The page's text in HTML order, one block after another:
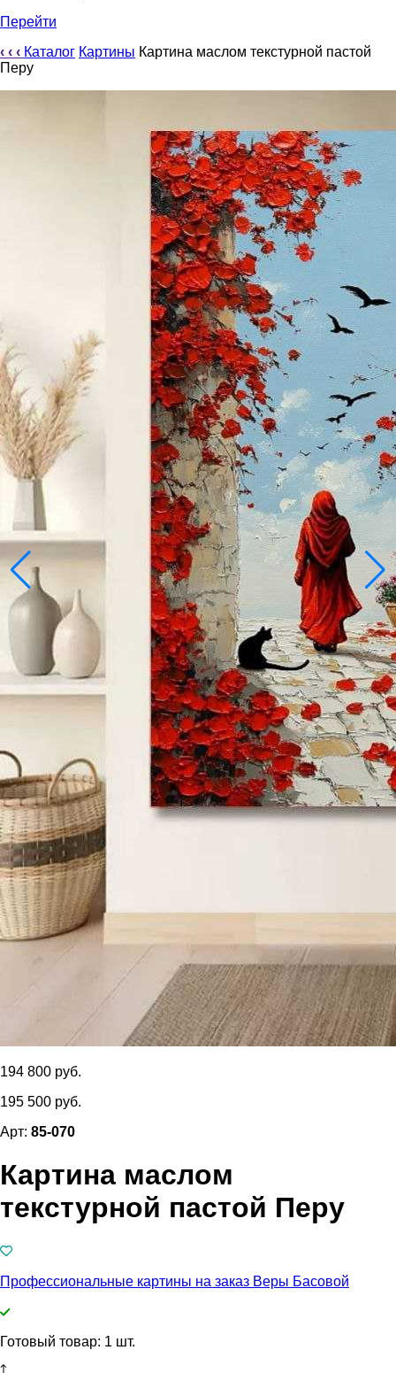
Перейти
‹ ‹ ‹ Каталог Картины Картина маслом текстурной пастой
Перу
194 800 руб.
195 500 руб.
Арт: 85-070
Картина маслом
текстурной пастой Перу
Профессиональные картины на заказ Веры Басовой
Готовый товар: 1 шт.